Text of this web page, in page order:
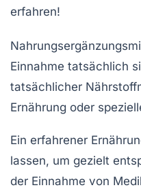
Einnahme tatsächlich
tatsächlicher
Ernährung oder
Ein erfahrener
lassen, um gezielt
der Einnahme von